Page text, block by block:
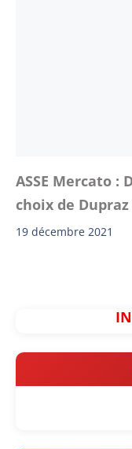
ASSE Mercato :
choix de Dupraz
19 décembre 2021